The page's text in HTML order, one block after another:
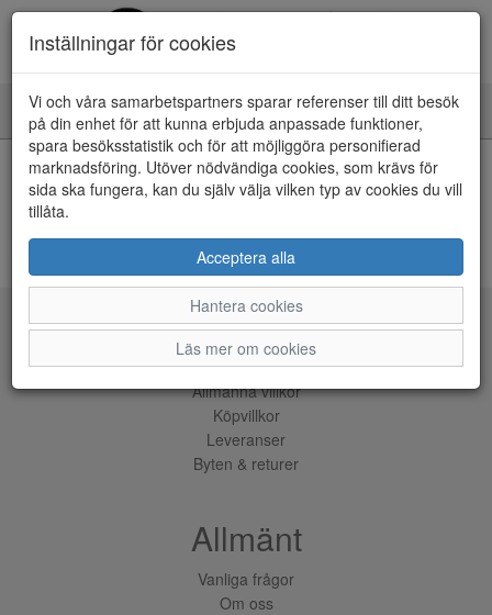
Toggle
navigation
HEM
Kunde inte hitta några artiklar...
ÅNGRA KÖP
Inställningar för cookies
Vi och våra samarbetspartners sparar referenser till ditt besök
på din enhet för att kunna erbjuda anpassade funktioner,
spara besöksstatistik och för att möjliggöra personifierad
marknadsföring. Utöver nödvändiga cookies, som krävs för
sida ska fungera, kan du själv välja vilken typ av cookies du vill
tillåta.
Acceptera alla
Hantera cookies
Läs mer om cookies
Tjänster
Allmänna villkor
Köpvillkor
Leveranser
Byten & returer
Allmänt
Vanliga frågor
Om oss